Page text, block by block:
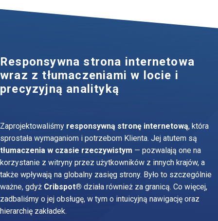
Responsywna strona internetowa
wraz z tłumaczeniami w locie i
precyzyjną analityką
Zaprojektowaliśmy responsywną stronę internetową, która
sprostała wymaganiom i potrzebom Klienta. Jej atutem są
tłumaczenia w czasie rzeczywistym — pozwalają one na
korzystanie z witryny przez użytkowników z innych krajów, a
także wpływają na globalny zasięg strony. Było to szczególnie
ważne, gdyż Cribspot® działa również za granicą. Co więcej,
zadbaliśmy o jej obsługę, w tym o intuicyjną nawigację oraz
hierarchię zakładek.